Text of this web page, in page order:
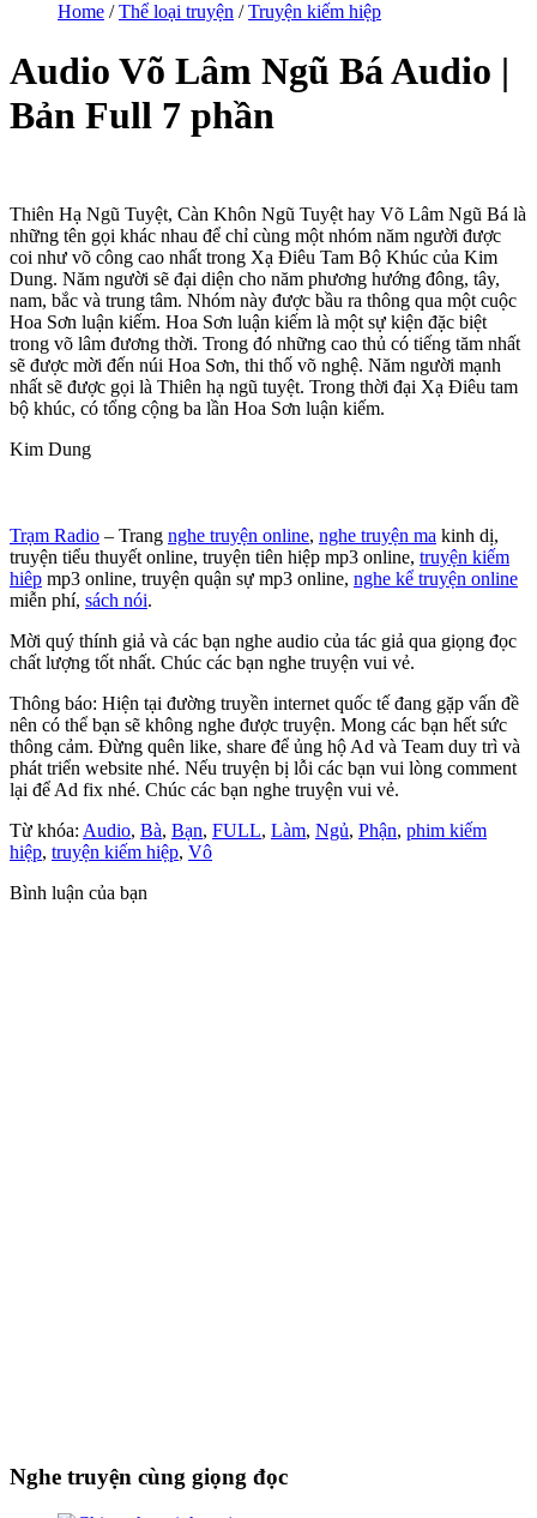
Home /Thể loại truyện /Truyện kiếm hiệp
Audio Võ Lâm Ngũ Bá Audio |
Bản Full 7 phần
Thiên Hạ Ngũ Tuyệt, Càn Khôn Ngũ Tuyệt hay Võ Lâm Ngũ Bá là
những tên gọi khác nhau để chỉ cùng một nhóm năm người được
coi như võ công cao nhất trong Xạ Điêu Tam Bộ Khúc của Kim
Dung. Năm người sẽ đại diện cho năm phương hướng đông, tây,
nam, bắc và trung tâm. Nhóm này được bầu ra thông qua một cuộc
Hoa Sơn luận kiếm. Hoa Sơn luận kiếm là một sự kiện đặc biệt
trong võ lâm đương thời. Trong đó những cao thủ có tiếng tăm nhất
sẽ được mời đến núi Hoa Sơn, thi thố võ nghệ. Năm người mạnh
nhất sẽ được gọi là Thiên hạ ngũ tuyệt. Trong thời đại Xạ Điêu tam
bộ khúc, có tổng cộng ba lần Hoa Sơn luận kiếm.
Kim Dung
Trạm Radio – Trang nghe truyện online, nghe truyện ma kinh dị,
truyện tiểu thuyết online, truyện tiên hiệp mp3 online, truyện kiếm
hiêp mp3 online, truyện quận sự mp3 online, nghe kể truyện online
miễn phí, sách nói.
Mời quý thính giả và các bạn nghe audio của tác giả qua giọng đọc
chất lượng tốt nhất. Chúc các bạn nghe truyện vui vẻ.
Thông báo: Hiện tại đường truyền internet quốc tế đang gặp vấn đề
nên có thể bạn sẽ không nghe được truyện. Mong các bạn hết sức
thông cảm. Đừng quên like, share để ủng hộ Ad và Team duy trì và
phát triển website nhé. Nếu truyện bị lỗi các bạn vui lòng comment
lại để Ad fix nhé. Chúc các bạn nghe truyện vui vẻ.
Từ khóa: Audio, Bà, Bạn, FULL, Làm, Ngủ, Phận, phim kiếm
hiệp, truyện kiếm hiệp, Vô
Bình luận của bạn
Nghe truyện cùng giọng đọc